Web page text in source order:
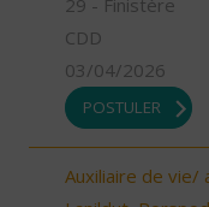
29 - Finistère
CDD
03/04/2026
POSTULER
Auxiliaire de vie/